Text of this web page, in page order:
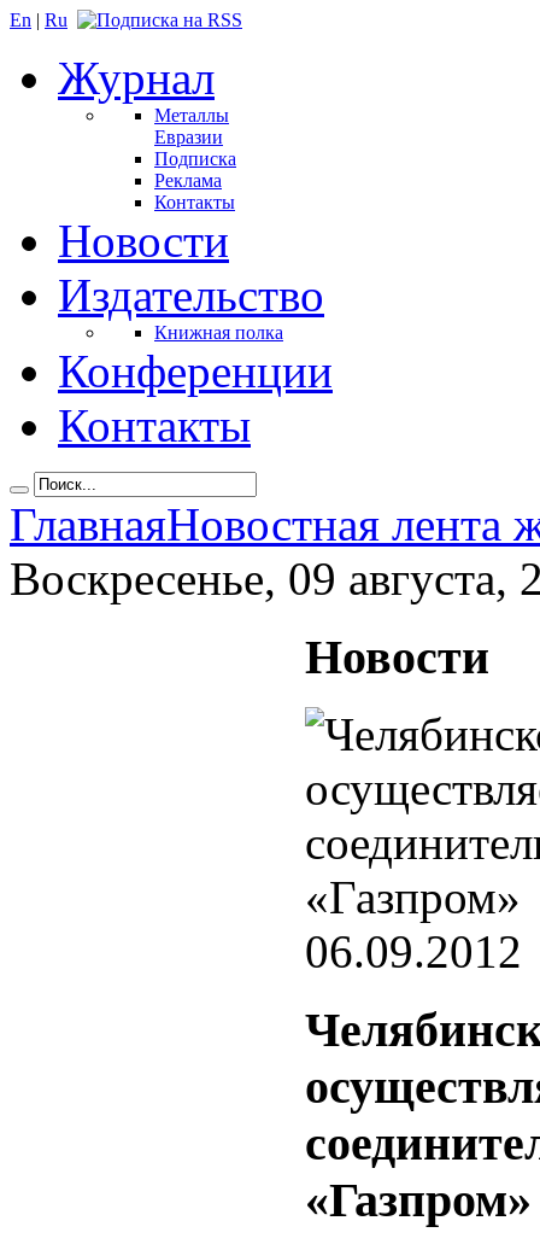
En | Ru
Журнал
Металлы
Евразии
Подписка
Реклама
Контакты
Новости
Издательство
Книжная полка
Конференции
Контакты
ГлавнаяНовостная лента
Воскресенье, 09 августа,
Новости
06.09.2012
«Газпром»